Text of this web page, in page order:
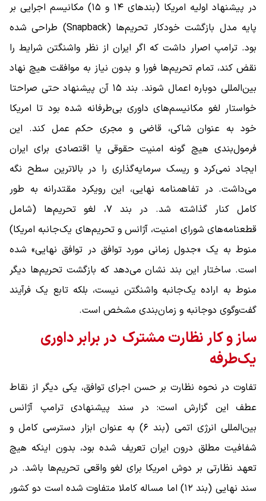
در پیشنهاد اولیه امریکا (بندهای ۱۴ و ۱۵) مکانیسم اجرایی بر
پایه مدل بازگشت خودکار تحریم‌ها (Snapback) طراحی شده
بود. ترامپ اصرار داشت که اگر ایران از نظر واشنگتن شرایط را
نقض کند، تمام تحریم‌ها فورا و بدون نیاز به موافقت هیچ نهاد
بین‌المللی دوباره اعمال شوند. بند ۱۵ آن پیشنهاد حتی صراحتا
خواستار لغو مکانیسم‌های داوری بی‌طرفانه شده بود تا امریکا
خود به عنوان شاکی، قاضی و مجری حکم عمل کند. این
فرمول‌بندی هیچ ‌گونه امنیت حقوقی یا اقتصادی برای ایران
ایجاد نمی‌کرد و ریسک سرمایه‌گذاری را در بالاترین سطح نگه
می‌داشت. در تفاهمنامه نهایی، این رویکرد مقتدرانه به ‌طور
کامل کنار گذاشته شد. در بند ۷، لغو تحریم‌ها (شامل
قطعنامه‌های شورای امنیت، آژانس و تحریم‌های یک‌جانبه امریکا)
منوط به یک «جدول زمانی مورد توافق در توافق نهایی» شده
است. ساختار این بند نشان می‌دهد که بازگشت تحریم‌ها دیگر
منوط به اراده یک‌جانبه واشنگتن نیست، بلکه تابع یک فرآیند
گفت‌وگوی دوجانبه و زمان‌بندی مشخص است.
ساز و کار نظارت مشترک در برابر داوری
یک‌طرفه
تفاوت در نحوه نظارت بر حسن اجرای توافق، یکی دیگر از نقاط
عطف این گزارش است: در سند پیشنهادی ترامپ آژانس
بین‌المللی انرژی اتمی (بند ۶) به عنوان ابزار دسترسی کامل و
شفافیت مطلق درون ایران تعریف شده بود، بدون اینکه هیچ
تعهد نظارتی بر دوش امریکا برای لغو واقعی تحریم‌ها باشد. در
سند نهایی (بند ۱۲) اما مساله کاملا متفاوت شده است دو کشور